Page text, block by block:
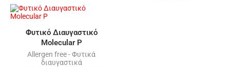
Φυτικό Διαυγαστικό
Μοlecular P
Allergen free - Φυτικά
διαυγαστικά